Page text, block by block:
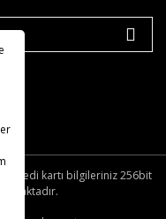
Kredi kartı bilgileriniz 256bit